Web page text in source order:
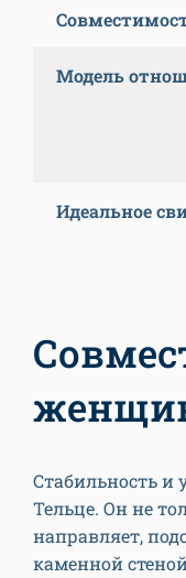
Модель
Идеальное
Стабильность и
Тельце. Он не
направляет,
каменной